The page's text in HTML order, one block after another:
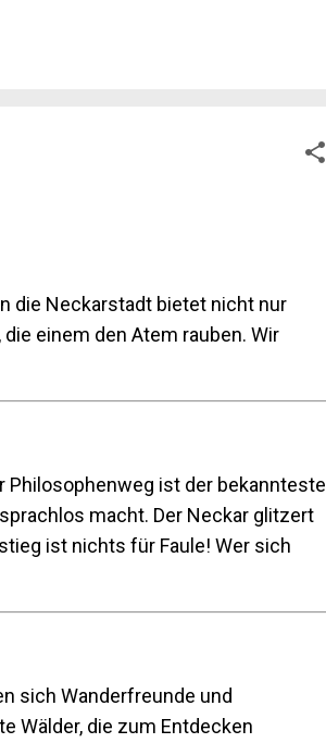
die Neckarstadt bietet nicht nur
, die einem den Atem rauben. Wir
Philosophenweg ist der bekannteste
macht. Der Neckar glitzert
ist nichts für Faule! Wer sich
sich Wanderfreunde und
Wälder, die zum Entdecken